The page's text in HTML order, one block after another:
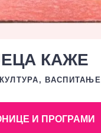
КАЖЕ
ВАСПИТАЊЕ
И ПРОГРАМИ